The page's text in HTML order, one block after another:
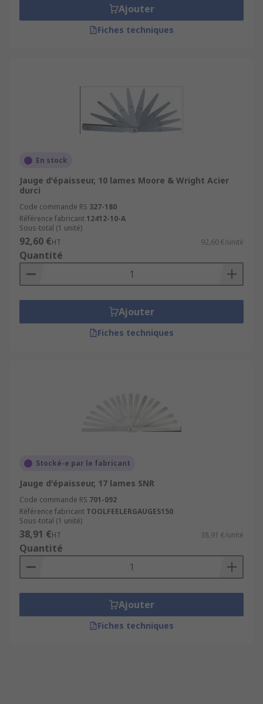
Ajouter
Fiches techniques
En stock
Jauge d'épaisseur, 10 lames Moore & Wright Acier
durci
Code commande RS 327-180
Référence fabricant 12412-10-A
Sous-total (1 unité)
92,60 €HT 92,60 €/unité
Quantité
Ajouter
Fiches techniques
Stocké-e par le fabricant
Jauge d'épaisseur, 17 lames SNR
Code commande RS 701-092
Référence fabricant TOOLFEELERGAUGES150
Sous-total (1 unité)
38,91 €HT 38,91 €/unité
Quantité
Ajouter
Fiches techniques